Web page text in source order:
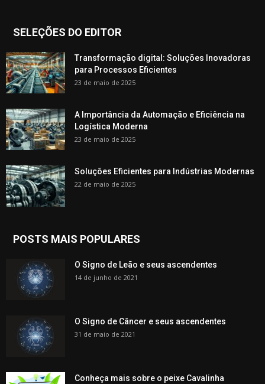
SELEÇÕES DO EDITOR
Transformação digital: Soluções Inovadoras
para Processos Eficientes
23 de maio de 2025
A Importância da Automação e Eficiência na
Logística Moderna
23 de maio de 2025
Soluções Eficientes para Indústrias Modernas
22 de maio de 2025
POSTS MAIS POPULARES
O Signo de Leão e seus ascendentes
14 de junho de 2021
O Signo de Câncer e seus ascendentes
31 de maio de 2021
Conheça mais sobre o peixe Cavalinha